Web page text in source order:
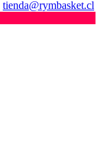
tienda@rymbasket.cl